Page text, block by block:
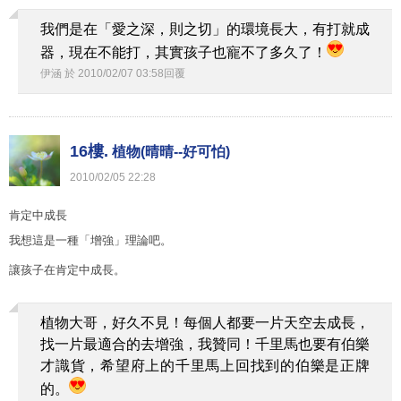
我們是在「愛之深，則之切」的環境長大，有打就成
器，現在不能打，其實孩子也寵不了多久了！
伊涵 於 2010/02/07 03:58 回覆
16樓. 植物(晴晴--好可怕)
2010/02/05 22:28
肯定中成長
我想這是一種「增強」理論吧。
讓孩子在肯定中成長。
植物大哥，好久不見！每個人都要一片天空去成長，
找一片最適合的去增強，我贊同！千里馬也要有伯樂
才識貨，希望府上的千里馬上回找到的伯樂是正牌
的。